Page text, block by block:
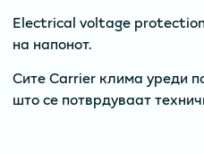
Electrical voltage
на напонот.
Сите Carrier клима уреди
што се потврдуваат